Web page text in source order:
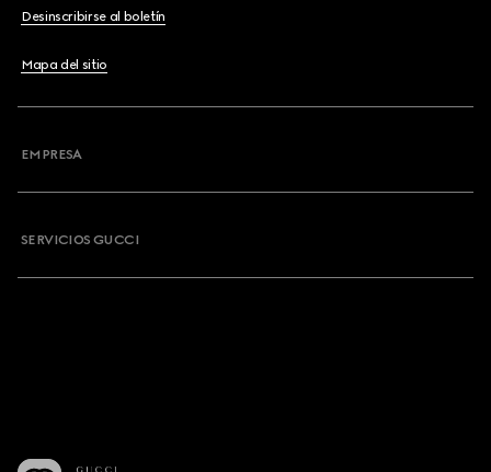
Desinscribirse al boletín
Mapa del sitio
EMPRESA
SERVICIOS GUCCI